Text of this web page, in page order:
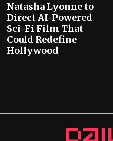
Natasha Lyonne to
Direct AI-Powered
Sci-Fi Film That
Could Redefine
Hollywood